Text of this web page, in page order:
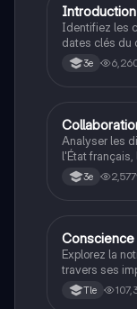
IHistoire
Identifiez les
dates clés du
et dans le
3e
CHistoire
Analyser les
l'État
la Seconde
3e 2,577
Philosophie
Explorez la
travers ses
débats
Tle